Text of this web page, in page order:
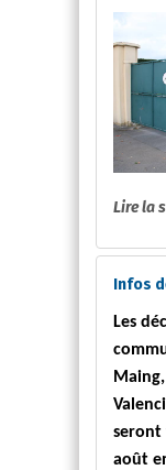
Lire la
Infos
Les
seront
août